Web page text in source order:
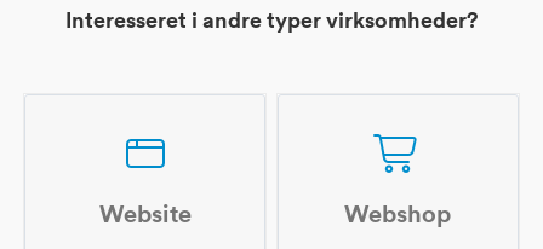
Interesseret i andre typer virksomheder?
Website Webshop